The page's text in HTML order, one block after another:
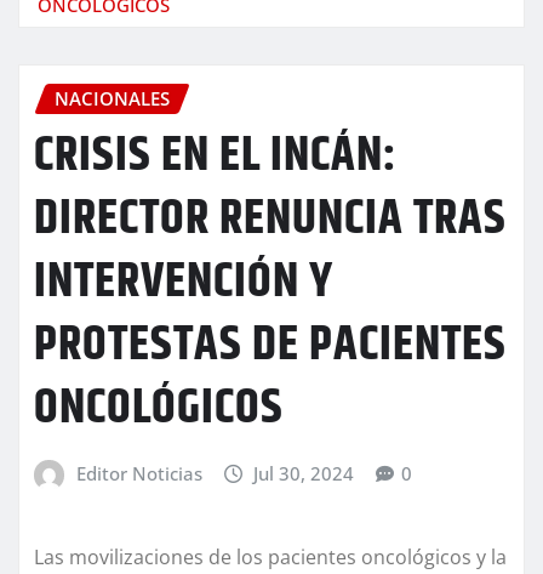
NACIONALES
CRISIS EN EL INCÁN:
DIRECTOR RENUNCIA TRAS
INTERVENCIÓN Y
PROTESTAS DE PACIENTES
ONCOLÓGICOS
Editor Noticias Jul 30, 2024 0
Las movilizaciones de los pacientes oncológicos y la